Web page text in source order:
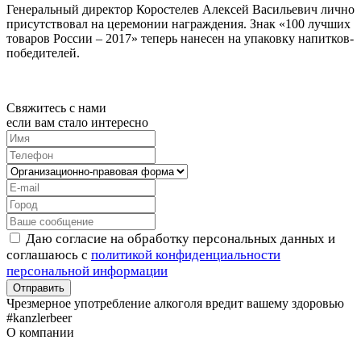
Генеральный директор Коростелев Алексей Васильевич лично
присутствовал на церемонии награждения. Знак «100 лучших
товаров России – 2017» теперь нанесен на упаковку напитков-
победителей.
Свяжитесь с нами
если вам стало интересно
Даю согласие на обработку персональных данных и
соглашаюсь с политикой конфиденциальности
персональной информации
Чрезмерное употребление алкоголя вредит вашему здоровью
#kanzlerbeer
О компании